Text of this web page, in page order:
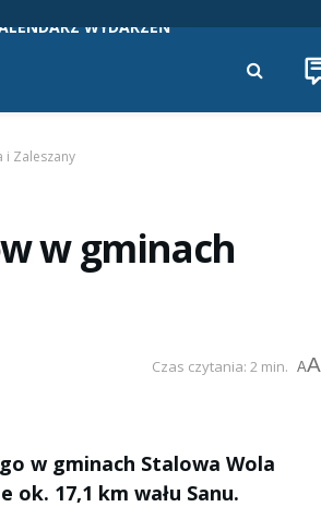
WYDARZEŃ
i Zaleszany
w gminach
Czas czytania: 2 min. AA
w gminach Stalowa Wola
17,1 km wału Sanu.